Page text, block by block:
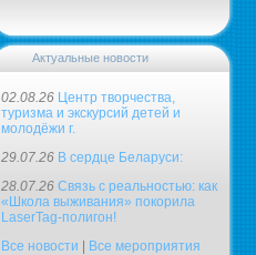
Актуальные новости
02.08.26 Центр творчества,
туризма и экскурсий детей и
молодёжи г.
29.07.26 В сердце Беларуси:
28.07.26 Связь с реальностью: как
«Школа выживания» покорила
LaserTag-полигон!
Все новости
Все мероприятия